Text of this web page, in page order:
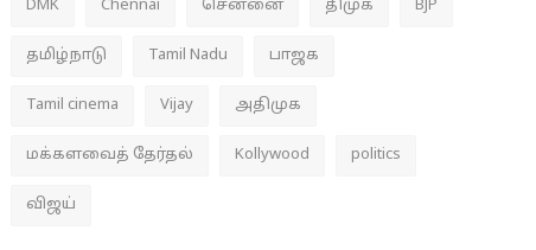
DMK Chennai சென்னை திமுக BJP
தமிழ்நாடு Tamil Nadu பாஜக
Tamil cinema Vijay அதிமுக
மக்களவைத் தேர்தல் Kollywood politics
விஜய்